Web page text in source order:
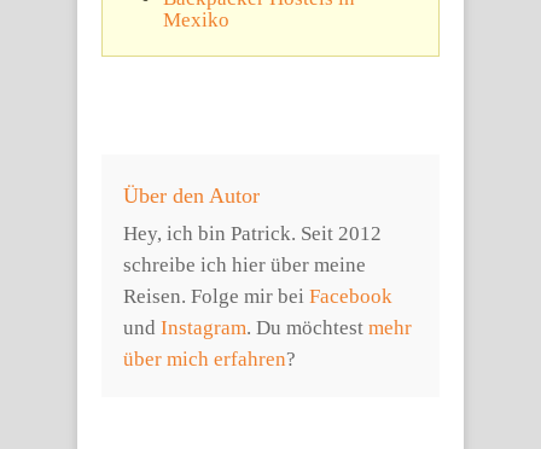
Mexiko
Über den Autor
Hey, ich bin Patrick. Seit 2012
schreibe ich hier über meine
Reisen. Folge mir bei Facebook
und Instagram. Du möchtest mehr
über mich erfahren?